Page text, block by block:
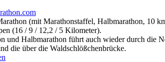
(mit Marathonstaffel, Halbmarathon, 10
(16 / 9 / 12,2 / 5 Kilometer).
und Halbmarathon führt auch wieder durch die
die über die Waldschlößchenbrücke.